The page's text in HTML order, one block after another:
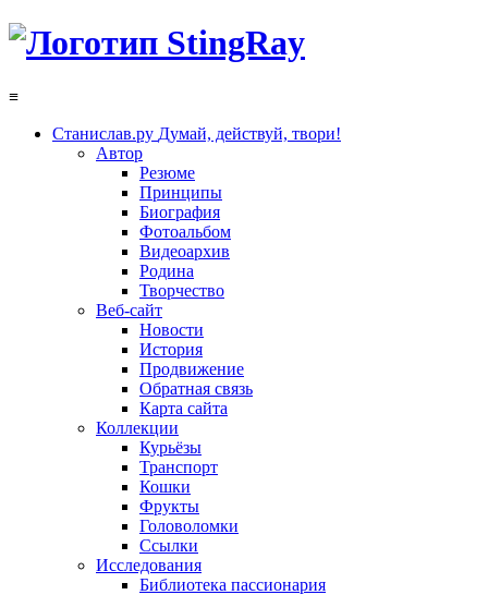
≡
Станислав.ру Думай, действуй, твори!
Автор
Резюме
Принципы
Биография
Фотоальбом
Видеоархив
Родина
Творчество
Веб-сайт
Новости
История
Продвижение
Обратная связь
Карта сайта
Коллекции
Курьёзы
Транспорт
Кошки
Фрукты
Головоломки
Ссылки
Исследования
Библиотека пассионария